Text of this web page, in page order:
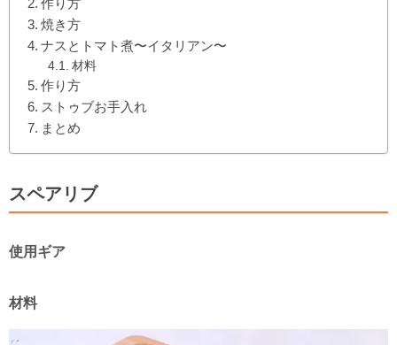
焼き方
ナスとトマト煮〜イタリアン〜
材料
作り方
ストゥブお手入れ
まとめ
スペアリブ
使用ギア
材料